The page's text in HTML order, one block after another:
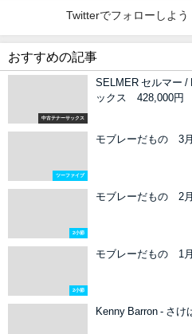
Twitterでフォローしよう
おすすめの記事
中古テナーサックス
SELMER セルマー / REFERENCE 36 中古テナーサ
ックス 428,000円
ツーファイブ
モブレーだもの 3
2小節
モブレーだもの 2
2小節
モブレーだもの 1
Kenny Barron - さけ